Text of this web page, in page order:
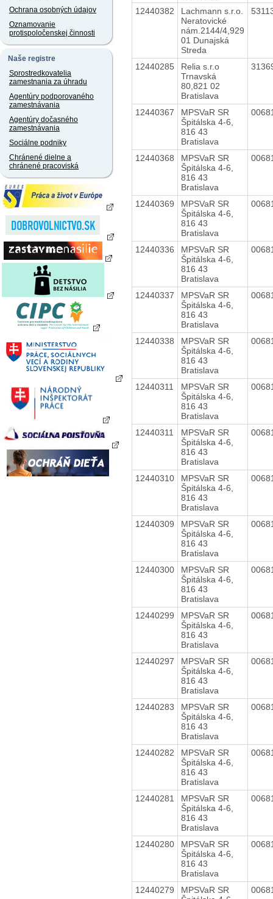
Ochrana osobných údajov
Oznamovanie
protispoločenskej činnosti
Naše registre
Sprostredkovatelia
zamestnania za úhradu
Agentúry podporovaného
zamestnávania
Agentúry dočasného
zamestnávania
Sociálne podniky
Chránené dielne a
chránené pracoviská
12440382
Lachmann s.r.o.
Neratovické
nám.2144/4,929
01 Dunajská
Streda
12440285
Relia s.r.o
Trnavská
80,821 02
Bratislava
12440367
MPSVaR SR
Špitálska 4-6,
816 43
Bratislava
12440368
MPSVaR SR
Špitálska 4-6,
816 43
Bratislava
12440369
MPSVaR SR
Špitálska 4-6,
816 43
Bratislava
12440336
MPSVaR SR
Špitálska 4-6,
816 43
Bratislava
12440337
MPSVaR SR
Špitálska 4-6,
816 43
Bratislava
12440338
MPSVaR SR
Špitálska 4-6,
816 43
Bratislava
12440311
MPSVaR SR
Špitálska 4-6,
816 43
Bratislava
12440311
MPSVaR SR
Špitálska 4-6,
816 43
Bratislava
12440310
MPSVaR SR
Špitálska 4-6,
816 43
Bratislava
12440309
MPSVaR SR
Špitálska 4-6,
816 43
Bratislava
12440300
MPSVaR SR
Špitálska 4-6,
816 43
Bratislava
12440299
MPSVaR SR
Špitálska 4-6,
816 43
Bratislava
12440297
MPSVaR SR
Špitálska 4-6,
816 43
Bratislava
12440283
MPSVaR SR
Špitálska 4-6,
816 43
Bratislava
12440282
MPSVaR SR
Špitálska 4-6,
816 43
Bratislava
12440281
MPSVaR SR
Špitálska 4-6,
816 43
Bratislava
12440280
MPSVaR SR
Špitálska 4-6,
816 43
Bratislava
12440279
MPSVaR SR